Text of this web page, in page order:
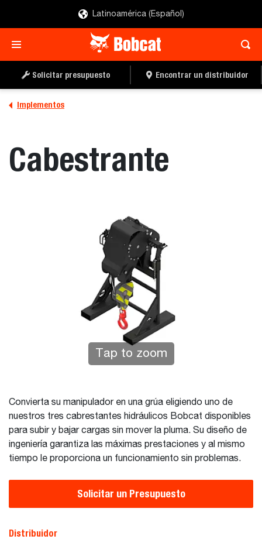
Latinoamérica (Español)
Solicitar presupuesto Encontrar un distribuidor
Implementos
Cabestrante
Tap to zoom
Convierta su manipulador en una grúa eligiendo uno de
nuestros tres cabrestantes hidráulicos Bobcat disponibles
para subir y bajar cargas sin mover la pluma. Su diseño de
ingeniería garantiza las máximas prestaciones y al mismo
tiempo le proporciona un funcionamiento sin problemas.
Solicitar un Presupuesto
Distribuidor
LOCALIZAR UN